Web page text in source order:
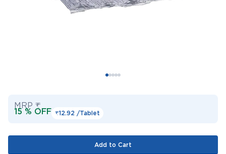
MRP ₹
15 % OFF ₹12.92 /Tablet
Add to Cart